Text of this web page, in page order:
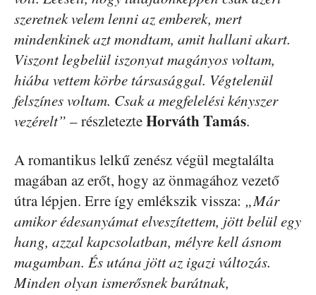
szeretnek velem lenni az emberek, mert
mindenkinek azt mondtam, amit hallani akart.
Viszont legbelül iszonyat magányos voltam,
hiába vettem körbe társasággal. Végtelenül
felszínes voltam. Csak a megfelelési kényszer
vezérelt” – részletezteHorváth Tamás.
A romantikus lelkű zenész végül megtalálta
magában az erőt, hogy az önmagához vezető
útra lépjen. Erre így emlékszik vissza: „Már
amikor édesanyámat elveszítettem, jött belül egy
hang, azzal kapcsolatban, mélyre kell ásnom
magamban. És utána jött az igazi változás.
Minden olyan ismerősnek barátnak,